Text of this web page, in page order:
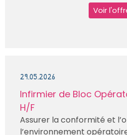
Voir
29.05.2026
Infirmier de Bloc
H/F
Assurer la conformité et
l’environnement